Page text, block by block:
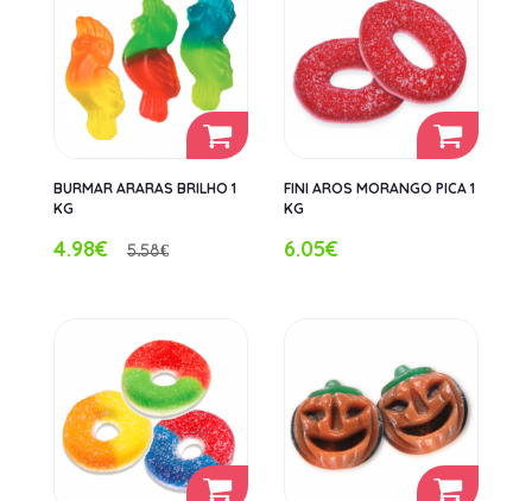
BURMAR ARARAS BRILHO 1
KG
4.98€ 5.58€
FINI AROS MORANGO PICA 1
KG
6.05€